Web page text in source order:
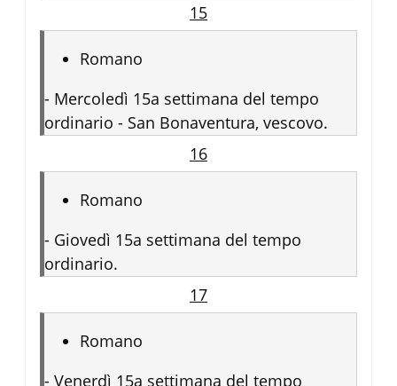
15
Romano
- Mercoledì 15a settimana del tempo
ordinario - San Bonaventura, vescovo.
16
Romano
- Giovedì 15a settimana del tempo
ordinario.
17
Romano
- Venerdì 15a settimana del tempo